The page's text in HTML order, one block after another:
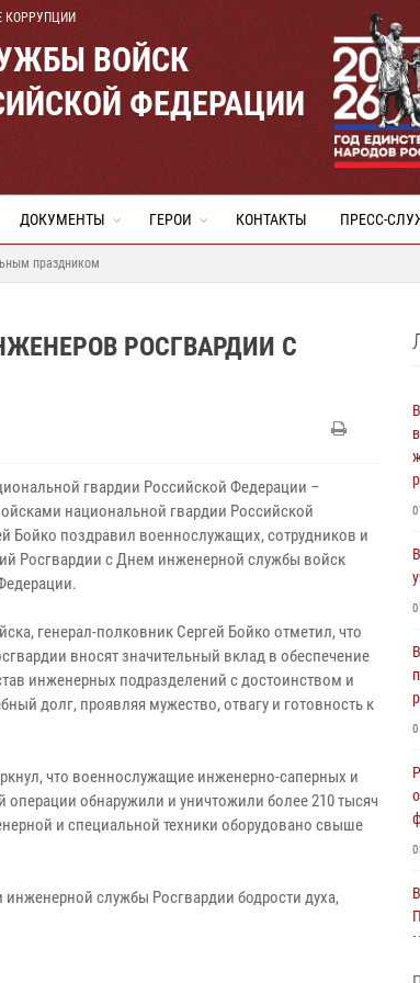
КОРРУПЦИИ
ВОЙСК
ФЕДЕРАЦИИ
ДОКУМЕНТЫ ГЕРОИ КОНТАКТЫ ПРЕСС-
праздником
РОСГВАРДИИ С
гвардии Российской Федерации –
национальной гвардии Российской
Бойко поздравил военнослужащих, сотрудников и
Росгвардии с Днем инженерной службы войск
генерал-полковник Сергей Бойко отметил, что
вносят значительный вклад в обеспечение
инженерных подразделений с достоинством и
долг, проявляя мужество, отвагу и готовность к
что военнослужащие инженерно-саперных и
обнаружили и уничтожили более 210 тысяч
и специальной техники оборудовано свыше
службы Росгвардии бодрости духа,